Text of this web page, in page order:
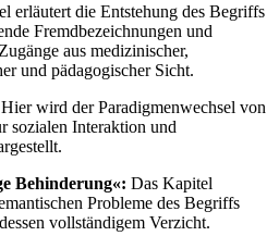
erläutert die Entstehung des Begriffs
Fremdbezeichnungen und
aus medizinischer,
und pädagogischer Sicht.
Hier wird der Paradigmenwechsel von
sozialen Interaktion und
Behinderung«: Das Kapitel
Probleme des Begriffs
vollständigem Verzicht.